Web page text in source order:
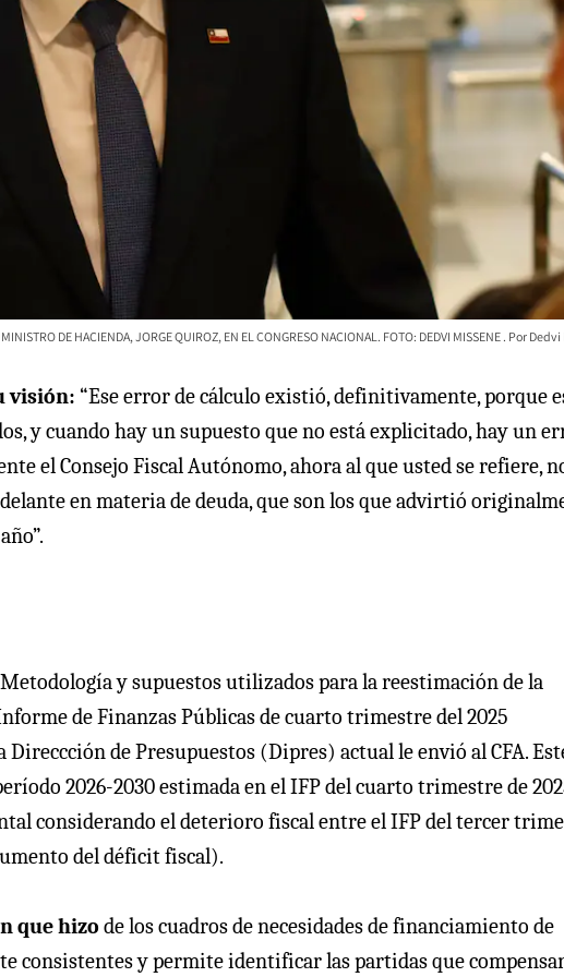
DE HACIENDA, JORGE QUIROZ, EN EL CONGRESO NACIONAL. FOTO: DEDVI MISSENE Dedvi
visión: “Ese error de cálculo existió, definitivamente, porque
y cuando hay un supuesto que no está explicitado, hay un
el Consejo Fiscal Autónomo, ahora al que usted se refiere,
en materia de deuda, que son los que advirtió
y supuestos utilizados para la reestimación de la
de Finanzas Públicas de cuarto trimestre del 2025
Direccción de Presupuestos (Dipres) actual le envió al CFA.
2026-2030 estimada en el IFP del cuarto trimestre de
considerando el deterioro fiscal entre el IFP del tercer
del déficit fiscal).
que hizo de los cuadros de necesidades de financiamiento de
consistentes y permite identificar las partidas que